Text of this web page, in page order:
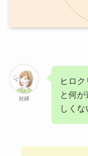
妊婦
ヒロ
と何
しくな